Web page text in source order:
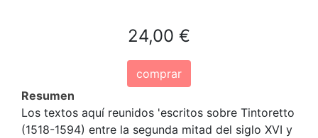
24,00 €
comprar
Resumen
Los textos aquí reunidos 'escritos sobre Tintoretto
(1518-1594) entre la segunda mitad del siglo XVI y